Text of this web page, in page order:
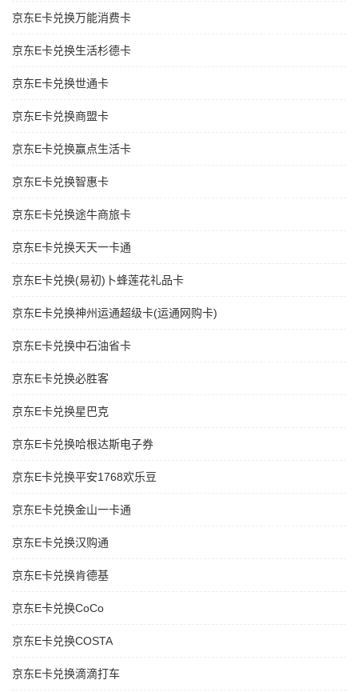
京东E卡兑换万能消费卡
京东E卡兑换生活杉德卡
京东E卡兑换世通卡
京东E卡兑换商盟卡
京东E卡兑换赢点生活卡
京东E卡兑换智惠卡
京东E卡兑换途牛商旅卡
京东E卡兑换天天一卡通
京东E卡兑换(易初)卜蜂莲花礼品卡
京东E卡兑换神州运通超级卡(运通网购卡)
京东E卡兑换中石油省卡
京东E卡兑换必胜客
京东E卡兑换星巴克
京东E卡兑换哈根达斯电子券
京东E卡兑换平安1768欢乐豆
京东E卡兑换金山一卡通
京东E卡兑换汉购通
京东E卡兑换肯德基
京东E卡兑换CoCo
京东E卡兑换COSTA
京东E卡兑换滴滴打车